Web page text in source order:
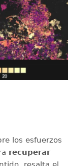
los esfuerzos
recuperar